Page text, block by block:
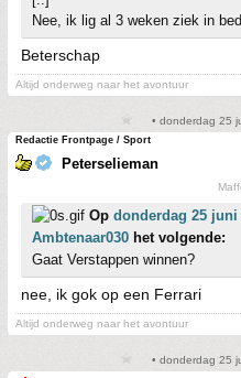
Nee, ik lig al 3 weken ziek in bed
Beterschap
Altijd onderweg naar het avontuur
• donderdag 25
Redactie Frontpage / Sport
Peterselieman
Op donderdag 25 juni
Ambtenaar030 het volgende:
Gaat Verstappen winnen?
nee, ik gok op een Ferrari
Altijd onderweg naar het avontuur
• donderdag 25